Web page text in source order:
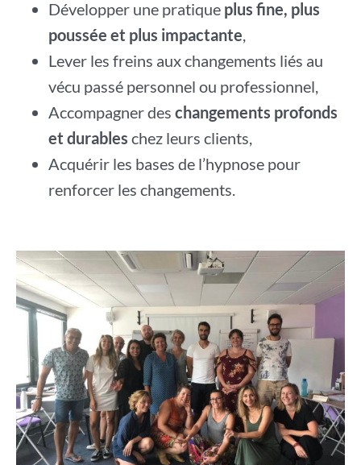
Développer une pratique plus fine, plus
poussée et plus impactante,
Lever les freins aux changements liés au
vécu passé personnel ou professionnel,
Accompagner des changements profonds
et durables chez leurs clients,
Acquérir les bases de l’hypnose pour
renforcer les changements.